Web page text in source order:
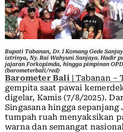
Bupati Tabanan, Dr. I Komang Gede
istrinya, Ny. Rai Wahyuni Sanjaya. Hadir
jajaran Forkopimda, hingga pimpinan
(barometerbali/red)
Barometer Bali| Tabanan –
gempita saat pawai
digelar, Kamis (7/8/2025).
Singasana hingga sepanjang
tumpah ruah menyaksikan
warna dan semangat